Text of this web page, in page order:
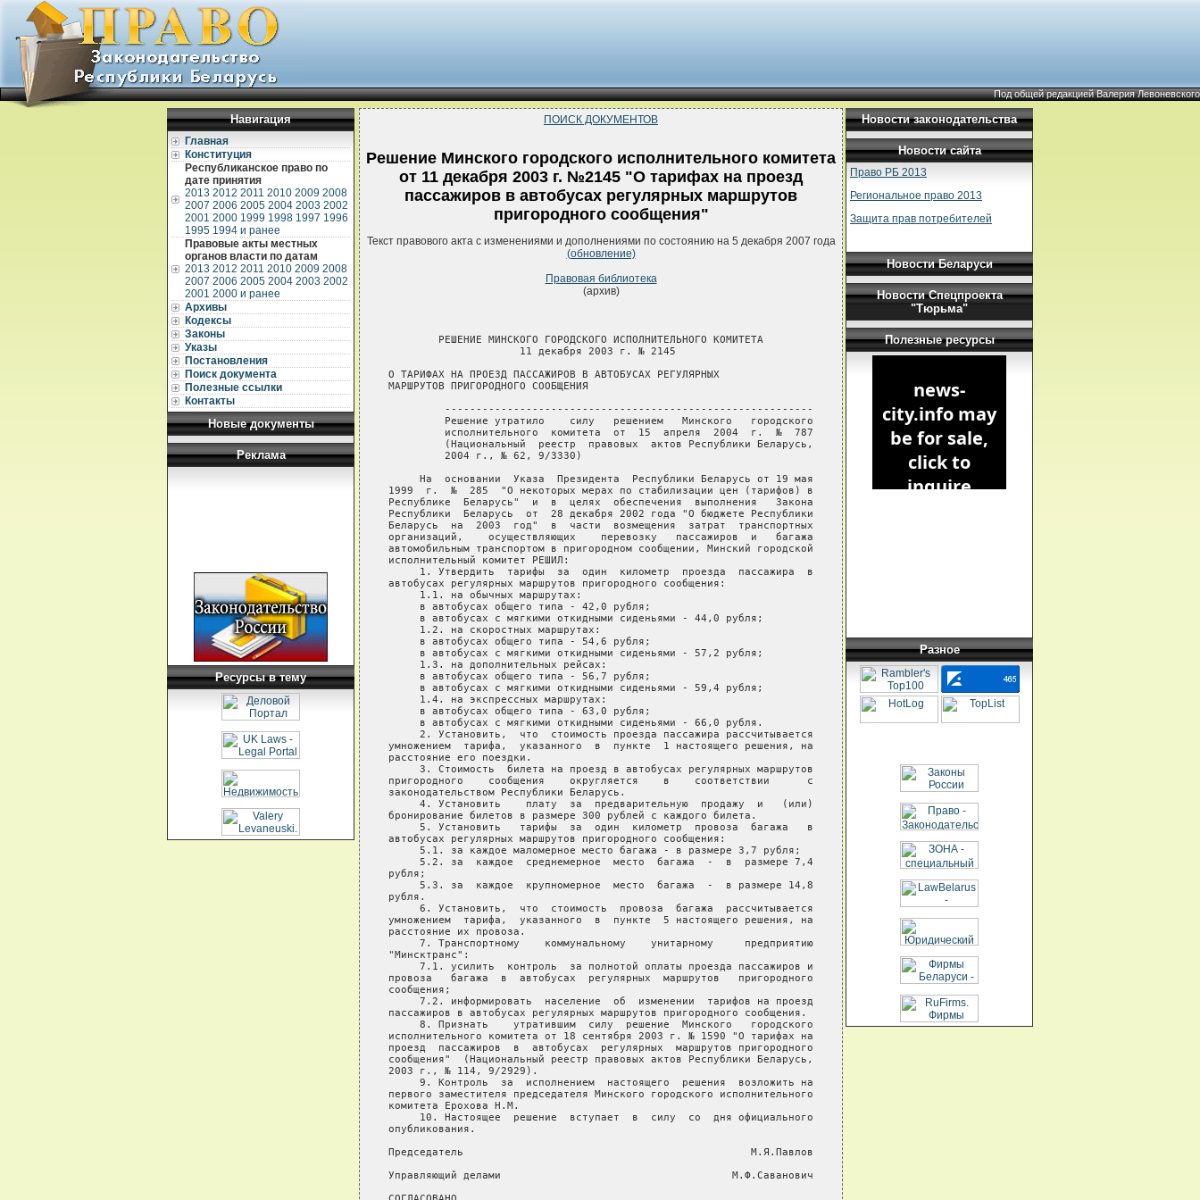
Под общей редакцией Валерия Левоневского
Навигация
Главная
Конституция
Республиканское право по
дате принятия
2013 2012 2011 2010 2009 2008
2007 2006 2005 2004 2003 2002
2001 2000 1999 1998 1997 1996
1995 1994 и ранее
Правовые акты местных
органов власти по датам
2013 2012 2011 2010 2009 2008
2007 2006 2005 2004 2003 2002
2001 2000 и ранее
Архивы
Кодексы
Законы
Указы
Постановления
Поиск документа
Полезные ссылки
Контакты
Новые документы
Реклама
Ресурсы в тему
ПОИСК ДОКУМЕНТОВ
Решение Минского городского исполнительного комитета
от 11 декабря 2003 г. №2145 "О тарифах на проезд
пассажиров в автобусах регулярных маршрутов
пригородного сообщения"
Текст правового акта с изменениями и дополнениями по состоянию на 5 декабря 2007 года
(обновление)
Правовая библиотека
(архив)
        РЕШЕНИЕ МИНСКОГО ГОРОДСКОГО ИСПОЛНИТЕЛЬНОГО КОМИТЕТА
                     11 декабря 2003 г. № 2145
О ТАРИФАХ НА ПРОЕЗД ПАССАЖИРОВ В АВТОБУСАХ РЕГУЛЯРНЫХ
МАРШРУТОВ ПРИГОРОДНОГО СООБЩЕНИЯ
         -----------------------------------------------------------
         Решение утратило    силу   решением   Минского   городского
         исполнительного  комитета  от  15  апреля  2004  г.  №  787
         (Национальный  реестр  правовых  актов Республики Беларусь,
         2004 г., № 62, 9/3330)
     На  основании  Указа  Президента  Республики Беларусь от 19 мая
1999  г.  №  285  "О некоторых мерах по стабилизации цен (тарифов) в
Республике  Беларусь"  и  в  целях  обеспечения  выполнения   Закона
Республики  Беларусь  от  28 декабря 2002 года "О бюджете Республики
Беларусь  на  2003  год"  в  части  возмещения  затрат  транспортных
организаций,    осуществляющих    перевозку   пассажиров  и   багажа
автомобильным транспортом в пригородном сообщении, Минский городской
исполнительный комитет РЕШИЛ:
     1. Утвердить  тарифы  за  один  километр  проезда  пассажира  в
автобусах регулярных маршрутов пригородного сообщения:
     1.1. на обычных маршрутах:
     в автобусах общего типа - 42,0 рубля;
     в автобусах с мягкими откидными сиденьями - 44,0 рубля;
     1.2. на скоростных маршрутах:
     в автобусах общего типа - 54,6 рубля;
     в автобусах с мягкими откидными сиденьями - 57,2 рубля;
     1.3. на дополнительных рейсах:
     в автобусах общего типа - 56,7 рубля;
     в автобусах с мягкими откидными сиденьями - 59,4 рубля;
     1.4. на экспрессных маршрутах:
     в автобусах общего типа - 63,0 рубля;
     в автобусах с мягкими откидными сиденьями - 66,0 рубля.
     2. Установить,  что  стоимость проезда пассажира рассчитывается
умножением  тарифа,  указанного  в  пункте  1 настоящего решения, на
расстояние его поездки.
     3. Стоимость  билета на проезд в автобусах регулярных маршрутов
пригородного    сообщения    округляется    в    соответствии      с
законодательством Республики Беларусь.
     4. Установить    плату  за  предварительную  продажу  и   (или)
бронирование билетов в размере 300 рублей с каждого билета.
     5. Установить   тарифы  за  один  километр  провоза  багажа   в
автобусах регулярных маршрутов пригородного сообщения:
     5.1. за каждое маломерное место багажа - в размере 3,7 рубля;
     5.2. за  каждое  среднемерное  место  багажа  -  в  размере 7,4
рубля;
     5.3. за  каждое  крупномерное  место  багажа  -  в размере 14,8
рубля.
     6. Установить,  что  стоимость  провоза  багажа  рассчитывается
умножением  тарифа,  указанного  в  пункте  5 настоящего решения, на
расстояние их провоза.
     7. Транспортному    коммунальному    унитарному     предприятию
"Минсктранс":
     7.1. усилить  контроль  за полнотой оплаты проезда пассажиров и
провоза   багажа  в  автобусах  регулярных  маршрутов   пригородного
сообщения;
     7.2. информировать  население  об  изменении  тарифов на проезд
пассажиров в автобусах регулярных маршрутов пригородного сообщения.
     8. Признать    утратившим  силу  решение  Минского   городского
исполнительного комитета от 18 сентября 2003 г. № 1590 "О тарифах на
проезд  пассажиров  в  автобусах  регулярных  маршрутов пригородного
сообщения"  (Национальный реестр правовых актов Республики Беларусь,
2003 г., № 114, 9/2929).
     9. Контроль  за  исполнением  настоящего  решения  возложить на
первого заместителя председателя Минского городского исполнительного
комитета Ерохова Н.М.
     10. Настоящее  решение  вступает  в  силу  со  дня официального
опубликования.
Председатель                                              М.Я.Павлов
Управляющий делами                                     М.Ф.Саванович
Новости законодательства
Новости сайта
Право РБ 2013
Региональное право 2013
Защита прав потребителей
Новости Беларуси
Новости Спецпроекта
"Тюрьма"
Полезные ресурсы
Разное